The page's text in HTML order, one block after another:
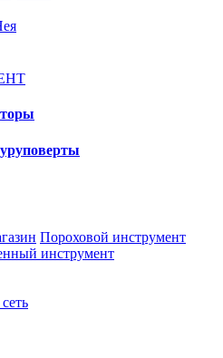
Пороховой инструмент
инструмент